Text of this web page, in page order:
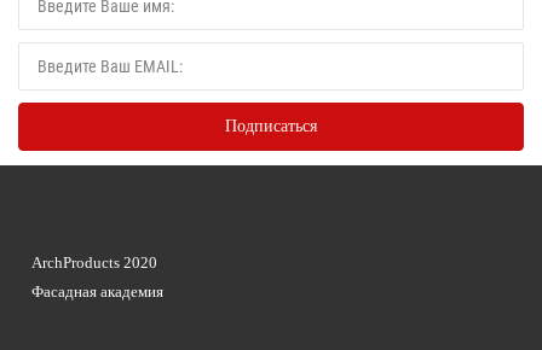
ArchProducts 2020
Фасадная академия